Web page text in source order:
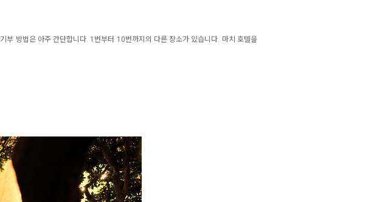
기부 방법은 아주 간단합니다. 1번부터 10번까지의 다른 장소가 있습니다. 마치 호텔을